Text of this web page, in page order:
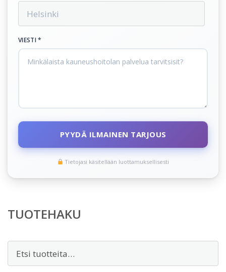
VIESTI *
PYYDÄ ILMAINEN TARJOUS
Tietojasi käsitellään luottamuksellisesti
TUOTEHAKU